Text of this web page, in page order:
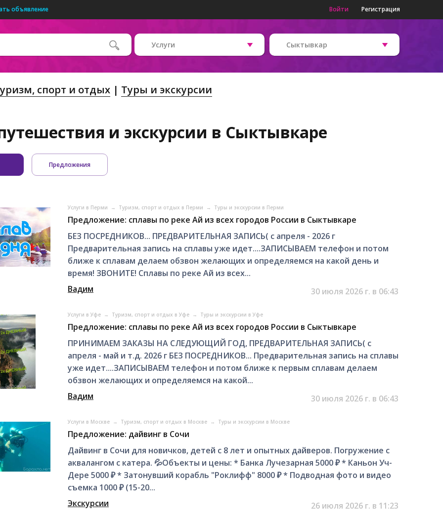
объявление Войти Регистрация
Услуги Сыктывкар
спорт и отдых Туры и экскурсии
и экскурсии в Сыктывкаре
Предложения
Услуги в Перми → Туризм, спорт и отдых в Перми → Туры и экскурсии в Перми
Предложение: сплавы по реке Ай из всех городов России в Сыктывкаре
БЕЗ ПОСРЕДНИКОВ... ПРЕДВАРИТЕЛЬНАЯ ЗАПИСЬ( с апреля - 2026 г
Предварительная запись на сплавы уже идет....ЗАПИСЫВАЕМ телефон и потом
ближе к сплавам делаем обзвон желающих и определяемся на какой день и
время! ЗВОНИТЕ! Сплавы по реке Ай из всех...
Вадим
30 июля 2026 г. в 06:43
Услуги в Уфе → Туризм, спорт и отдых в Уфе → Туры и экскурсии в Уфе
Предложение: сплавы по реке Ай из всех городов России в Сыктывкаре
ПРИНИМАЕМ ЗАКАЗЫ НА СЛЕДУЮЩИЙ ГОД, ПРЕДВАРИТЕЛЬНАЯ ЗАПИСЬ( с
апреля - май и т.д. 2026 г БЕЗ ПОСРЕДНИКОВ... Предварительная запись на сплавы
уже идет....ЗАПИСЫВАЕМ телефон и потом ближе к первым сплавам делаем
обзвон желающих и определяемся на какой...
Вадим
30 июля 2026 г. в 06:43
Услуги в Москве → Туризм, спорт и отдых в Москве → Туры и экскурсии в Москве
Предложение: дайвинг в Сочи
Дайвинг в Сочи для новичков, детей с 8 лет и опытных дайверов. Погружение с
аквалангом с катера. 💦Объекты и цены: * Банка Лучезарная 5000 ₽ * Каньон Уч-
Дере 5000 ₽ * Затонувший корабль "Роклифф" 8000 ₽ * Подводная фото и видео
съемка 1000 ₽ (15-20...
Экскурсии
26 июля 2026 г. в 11:23